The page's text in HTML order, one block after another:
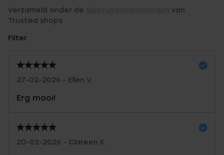
Verzameld onder de
van
Trusted shops
Filter
27-02-2026 - Ellen V.
Erg mooi!
20-02-2026 - Clareen K.